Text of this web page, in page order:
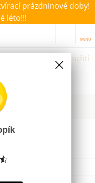
prázdninové doby!
léto!!!
MENU
Hračky dle použití
výrobce